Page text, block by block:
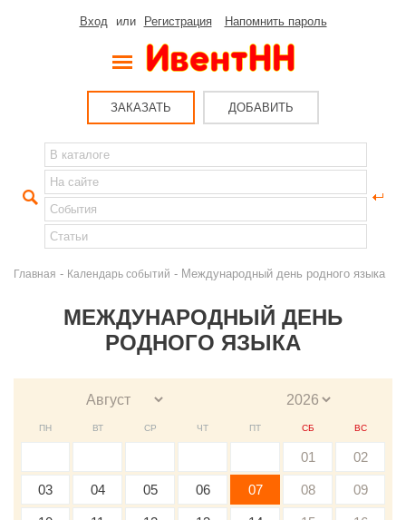
Вход или Регистрация Напомнить пароль
ЗАКАЗАТЬ ДОБАВИТЬ
Главная - Календарь событий - Международный день родного языка
МЕЖДУНАРОДНЫЙ ДЕНЬ
РОДНОГО ЯЗЫКА
ПН ВТ СР ЧТ ПТ СБ ВС
01 02
03 04 05 06 07 08 09